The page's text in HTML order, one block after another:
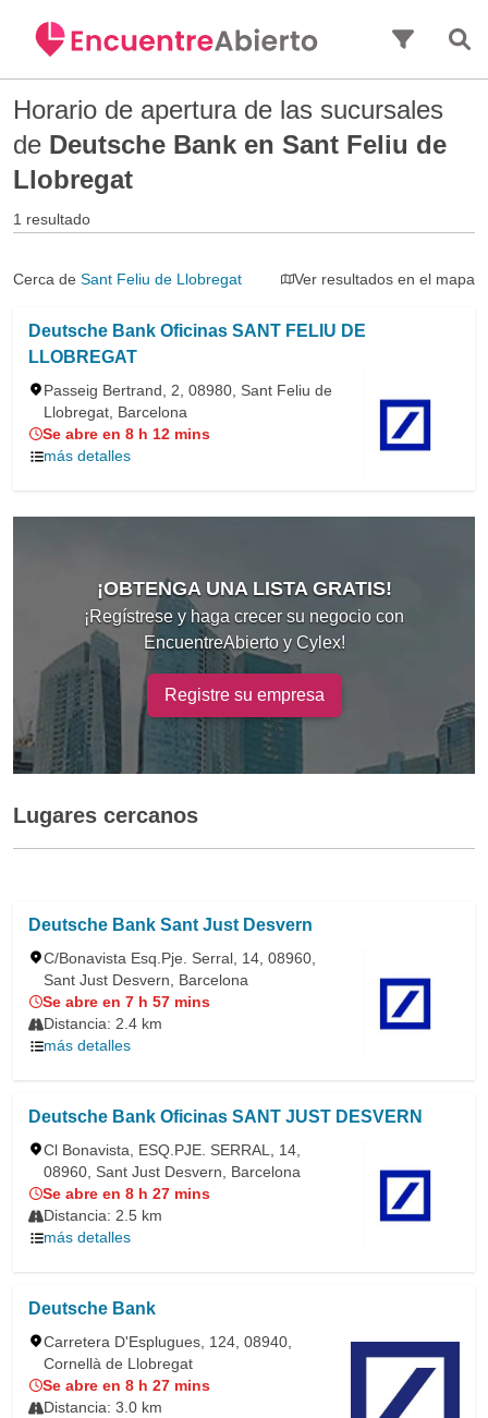
Horario de apertura de las sucursales
de Deutsche Bank en Sant Feliu de
Llobregat
1 resultado
Cerca de Sant Feliu de Llobregat Ver resultados en el mapa
Deutsche Bank Oficinas SANT FELIU DE
LLOBREGAT
Passeig Bertrand, 2, 08980, Sant Feliu de
Llobregat, Barcelona
Se abre en 8 h 12 mins
más detalles
¡OBTENGA UNA LISTA GRATIS!
¡Regístrese y haga crecer su negocio con
EncuentreAbierto y Cylex!
Registre su empresa
Lugares cercanos
Deutsche Bank Sant Just Desvern
C/Bonavista Esq.Pje. Serral, 14, 08960,
Sant Just Desvern, Barcelona
Se abre en 7 h 57 mins
Distancia: 2.4 km
más detalles
Deutsche Bank Oficinas SANT JUST DESVERN
Cl Bonavista, ESQ.PJE. SERRAL, 14,
08960, Sant Just Desvern, Barcelona
Se abre en 8 h 27 mins
Distancia: 2.5 km
más detalles
Deutsche Bank
Carretera D'Esplugues, 124, 08940,
Cornellà de Llobregat
Se abre en 8 h 27 mins
Distancia: 3.0 km